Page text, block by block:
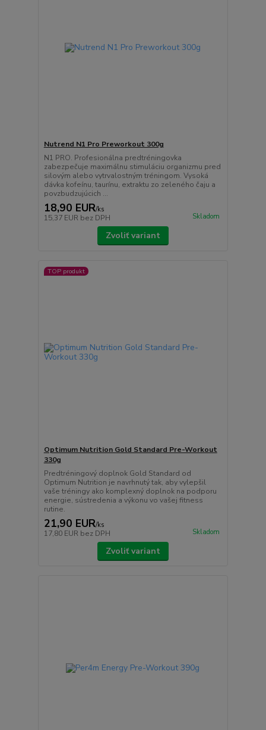
Nutrend N1 Pro Preworkout 300g
N1 PRO. Profesionálna predtréningovka
zabezpečuje maximálnu stimuláciu organizmu pred
silovým alebo vytrvalostným tréningom. Vysoká
dávka kofeínu, taurínu, extraktu zo zeleného čaju a
povzbudzujúcich ...
18,90 EUR/ks
15,37 EUR bez DPH Skladom
Zvoliť variant
TOP produkt
Optimum Nutrition Gold Standard Pre-Workout
330g
Predtréningový doplnok Gold Standard od
Optimum Nutrition je navrhnutý tak, aby vylepšil
vaše tréningy ako komplexný doplnok na podporu
energie, sústredenia a výkonu vo vašej fitness
rutine.
21,90 EUR/ks
17,80 EUR bez DPH Skladom
Zvoliť variant